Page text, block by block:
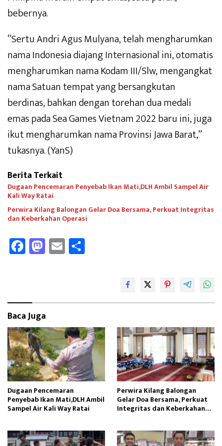
bebernya.
“Sertu Andri Agus Mulyana, telah mengharumkan
nama Indonesia diajang Internasional ini, otomatis
mengharumkan nama Kodam III/Slw, mengangkat
nama Satuan tempat yang bersangkutan
berdinas, bahkan dengan torehan dua medali
emas pada Sea Games Vietnam 2022 baru ini, juga
ikut mengharumkan nama Provinsi Jawa Barat,”
tukasnya. (YanS)
Berita Terkait
Dugaan Pencemaran Penyebab Ikan Mati,DLH Ambil Sampel Air
Kali Way Ratai
Perwira Kilang Balongan Gelar Doa Bersama, Perkuat Integritas
dan Keberkahan Operasi
Fa
ce
k
M
as
o
n
E
m
Baca Juga
Dugaan Pencemaran
Penyebab Ikan Mati,DLH Ambil
Sampel Air Kali Way Ratai
Perwira Kilang Balongan
Gelar Doa Bersama, Perkuat
Integritas dan Keberkahan